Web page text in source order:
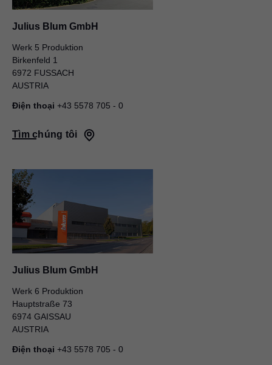
Julius Blum GmbH
Werk 5 Produktion
Birkenfeld 1
6972 FUSSACH
AUSTRIA
Điện thoại +43 5578 705 - 0
Tìm chúng tôi
Julius Blum GmbH
Werk 6 Produktion
Hauptstraße 73
6974 GAISSAU
AUSTRIA
Điện thoại +43 5578 705 - 0